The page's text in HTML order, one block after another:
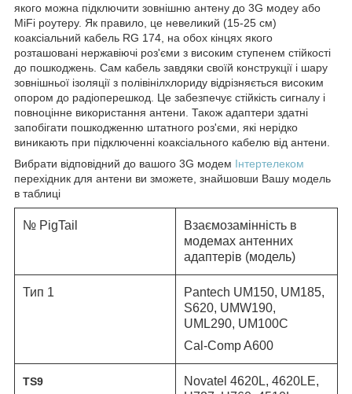
якого можна підключити зовнішню антену до 3G модеу або
MiFi роутеру. Як правило, це невеликий (15-25 см)
коаксіальний кабель RG 174, на обох кінцях якого
розташовані нержавіючі роз'єми з високим ступенем стійкості
до пошкоджень. Сам кабель завдяки своїй конструкції і шару
зовнішньої ізоляції з полівінілхлориду відрізняється високим
опором до радіоперешкод. Це забезпечує стійкість сигналу і
повноцінне використання антени. Також адаптери здатні
запобігати пошкодженню штатного роз'єми, які нерідко
виникають при підключенні коаксіального кабелю від антени.
Вибрати відповідний до вашого 3G модем Інтертелеком
перехідник для антени ви зможете, знайшовши Вашу модель
в таблиці
№ PigTail
Взаємозамінність в
модемах антенних
адаптерів (модель)
Тип 1
Pantech UM150, UM185,
S620, UMW190,
UML290, UM100C
Cal-Comp A600
TS9 Novatel 4620L, 4620LE,